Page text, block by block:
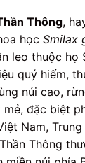
Thông,
học Smilax
leo thuộc họ
quý hiếm,
núi cao,
mẻ, đặc biệt
Nam,
Thông